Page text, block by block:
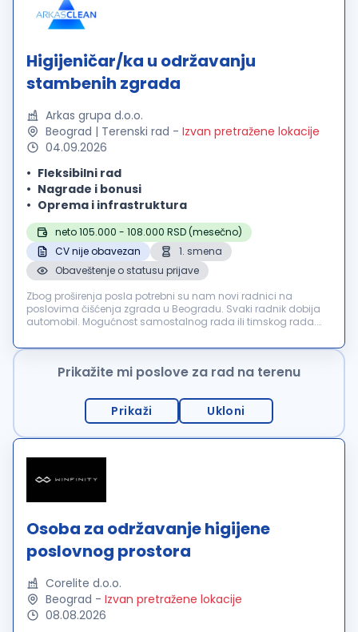
Higijeničar/ka u održavanju
stambenih zgrada
Arkas grupa d.o.o.
Beograd | Terenski rad - Izvan pretražene lokacije
04.09.2026
Fleksibilni rad
Nagrade i bonusi
Oprema i infrastruktura
neto 105.000 - 108.000 RSD (mesečno)
CV nije obavezan
1. smena
Obaveštenje o statusu prijave
Zbog proširenja posla potrebni su nam novi radnici na
poslovima čišćenja zgrada u Beogradu. Svaki radnik dobija
automobil. Mogućnost samostalnog rada ili timskog rada.
kontakta sa klijentima. Rad...
Prikažite mi poslove za rad na terenu
Prikaži Ukloni
Osoba za održavanje higijene
poslovnog prostora
Corelite d.o.o.
Beograd - Izvan pretražene lokacije
08.08.2026